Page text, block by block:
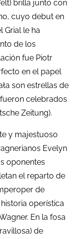
brilla junto con
cuyo debut en
Grial le ha
de los
fue Piotr
en el papel
son estrellas de
celebrados
Zeitung).
y majestuoso
Evelyn
oponentes
el reparto de
de
operística
En la fosa
de